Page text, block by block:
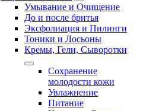
Умывание и Очищение
До и после бритья
Эксфолиация и Пилинги
Тоники и Лосьоны
Кремы, Гели, Сыворотки
Сохранение
молодости кожи
Увлажнение
Питание